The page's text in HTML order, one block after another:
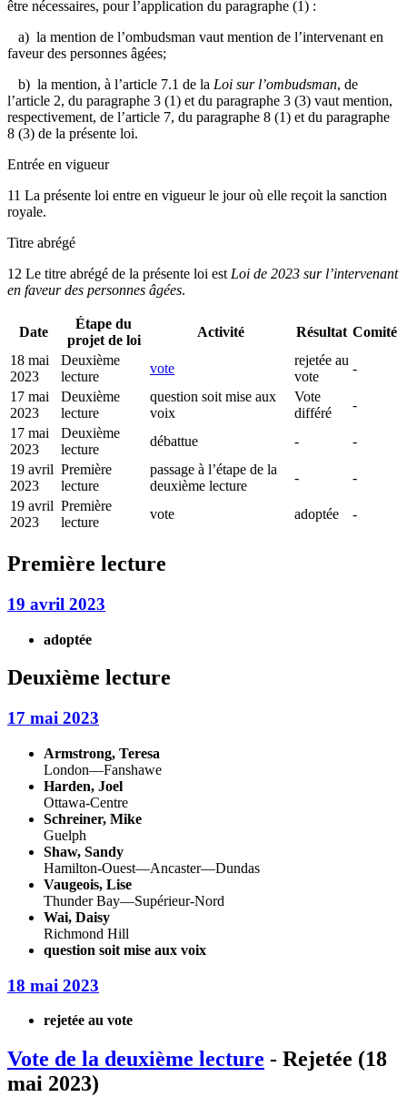
être nécessaires, pour l’application du paragraphe (1) :
a) la mention de l’ombudsman vaut mention de l’intervenant en
faveur des personnes âgées;
b) la mention, à l’article 7.1 de la Loi sur l’ombudsman, de
l’article 2, du paragraphe 3 (1) et du paragraphe 3 (3) vaut mention,
respectivement, de l’article 7, du paragraphe 8 (1) et du paragraphe
8 (3) de la présente loi.
Entrée en vigueur
11 La présente loi entre en vigueur le jour où elle reçoit la sanction
royale.
Titre abrégé
12 Le titre abrégé de la présente loi est Loi de 2023 sur l’intervenant
en faveur des personnes âgées.
Date
Étape du
projet de loi
Activité Résultat Comité
18 mai
2023
Deuxième
lecture
vote
rejetée au
vote
-
17 mai
2023
Deuxième
lecture
question soit mise aux
voix
Vote
différé
-
17 mai
2023
Deuxième
lecture
débattue -
-
19 avril
2023
Première
lecture
passage à l’étape de la
deuxième lecture
-
-
19 avril
2023
Première
lecture
vote adoptée -
Première lecture
19 avril 2023
adoptée
Deuxième lecture
17 mai 2023
Armstrong, Teresa
London—Fanshawe
Harden, Joel
Ottawa-Centre
Schreiner, Mike
Guelph
Shaw, Sandy
Hamilton-Ouest—Ancaster—Dundas
Vaugeois, Lise
Thunder Bay—Supérieur-Nord
Wai, Daisy
Richmond Hill
question soit mise aux voix
18 mai 2023
rejetée au vote
Vote de la deuxième lecture - Rejetée (18
mai 2023)